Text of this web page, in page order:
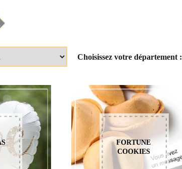
& Savoir faire
Choisissez votre département :
FORTUNE
COOKIES